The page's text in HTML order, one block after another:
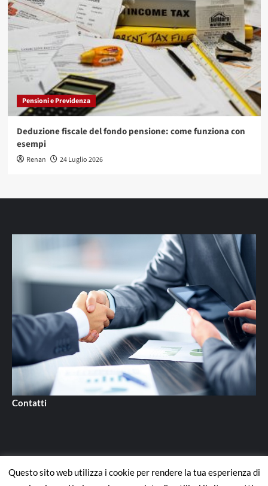
Pensioni e Previdenza
Deduzione fiscale del fondo pensione: come funziona con
esempi
Renan 24 Luglio 2026
Contatti
Contatti
Questo sito web utilizza i cookie per rendere la tua esperienza di